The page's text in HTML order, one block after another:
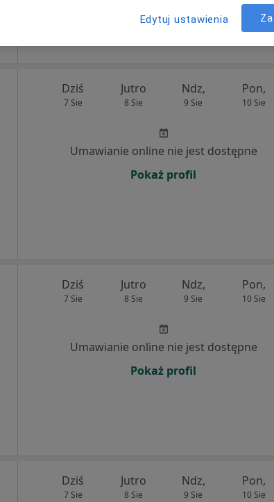
Dziś
7 Sie
Jutro
8 Sie
Ndz,
9 Sie
Pon,
10 Sie
Umawianie online nie jest dostępne
Pokaż profil
Dziś
7 Sie
Jutro
8 Sie
Ndz,
9 Sie
Pon,
10 Sie
Umawianie online nie jest dostępne
Pokaż profil
Dziś
7 Sie
Jutro
8 Sie
Ndz,
9 Sie
Pon,
10 Sie
Edytuj ustawienia